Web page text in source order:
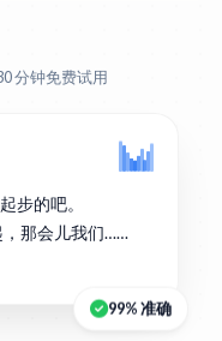
分钟免费试用
步的吧。
，那会儿我们……
99% 准确